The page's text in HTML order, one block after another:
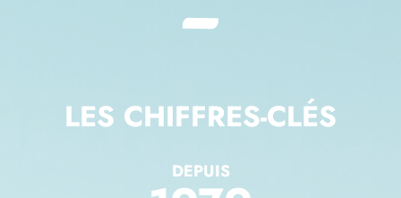
LES CHIFFRES-CLÉS
DEPUIS